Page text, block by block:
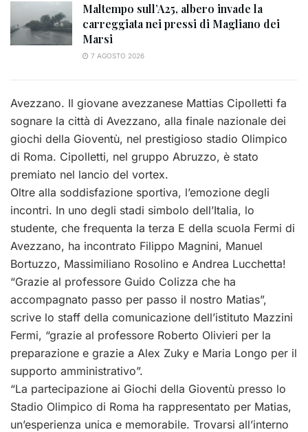
Maltempo sull’A25, albero invade la
carreggiata nei pressi di Magliano dei
Marsi
7 AGOSTO 2026
Avezzano. Il giovane avezzanese Mattias Cipolletti fa
sognare la città di Avezzano, alla finale nazionale dei
giochi della Gioventù, nel prestigioso stadio Olimpico
di Roma. Cipolletti, nel gruppo Abruzzo, è stato
premiato nel lancio del vortex.
Oltre alla soddisfazione sportiva, l’emozione degli
incontri. In uno degli stadi simbolo dell’Italia, lo
studente, che frequenta la terza E della scuola Fermi di
Avezzano, ha incontrato Filippo Magnini, Manuel
Bortuzzo, Massimiliano Rosolino e Andrea Lucchetta!
“Grazie al professore Guido Colizza che ha
accompagnato passo per passo il nostro Matias”,
scrive lo staff della comunicazione dell’istituto Mazzini
Fermi, “grazie al professore Roberto Olivieri per la
preparazione e grazie a Alex Zuky e Maria Longo per il
supporto amministrativo”.
“La partecipazione ai Giochi della Gioventù presso lo
Stadio Olimpico di Roma ha rappresentato per Matias,
un’esperienza unica e memorabile. Trovarsi all’interno